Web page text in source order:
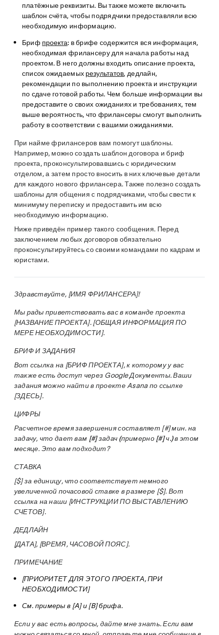
платёжные реквизиты. Вы также можете включить
шаблон счёта, чтобы подрядчики предоставляли всю
необходимую информацию.
Бриф проекта: в брифе содержится вся информация,
необходимая фрилансеру для начала работы над
проектом. В него должны входить описание проекта,
список ожидаемых результатов, дедлайн,
рекомендации по выполнению проекта и инструкции
по сдаче готовой работы. Чем больше информации вы
предоставите о своих ожиданиях и требованиях, тем
выше вероятность, что фрилансеры смогут выполнить
работу в соответствии с вашими ожиданиями.
При найме фрилансеров вам помогут шаблоны.
Например, можно создать шаблон договора и бриф
проекта, проконсультировавшись с юридическим
отделом, а затем просто вносить в них ключевые детали
для каждого нового фрилансера. Также полезно создать
шаблоны для общения с подрядчиками, чтобы свести к
минимуму переписку и предоставить им всю
необходимую информацию.
Ниже приведён пример такого сообщения. Перед
заключением любых договоров обязательно
проконсультируйтесь со своими командами по кадрам и
юристами.
Здравствуйте, [ИМЯ ФРИЛАНСЕРА]!
Мы рады приветствовать вас в команде проекта
[НАЗВАНИЕ ПРОЕКТА]. [ОБЩАЯ ИНФОРМАЦИЯ ПО
МЕРЕ НЕОБХОДИМОСТИ].
БРИФ И ЗАДАНИЯ
Вот ссылка на [БРИФ ПРОЕКТА], к которому у вас
также есть доступ через Google Документы. Ваши
задания можно найти в проекте Asana по ссылке
[ЗДЕСЬ].
ЦИФРЫ
Расчетное время завершения составляет [#] мин. на
задачу, что дает вам [#] задач (примерно [#] ч.)в этом
месяце. Это вам подходит?
СТАВКА
[$] за единицу, что соответствует немного
увеличенной почасовой ставке в размере [$]. Вот
ссылка на наши [ИНСТРУКЦИИ ПО ВЫСТАВЛЕНИЮ
СЧЕТОВ].
ДЕДЛАЙН
[ДАТА], [ВРЕМЯ, ЧАСОВОЙ ПОЯС].
ПРИМЕЧАНИЕ
[ПРИОРИТЕТ ДЛЯ ЭТОГО ПРОЕКТА, ПРИ
НЕОБХОДИМОСТИ]
См. примеры в [A] и [B] брифа.
Если у вас есть вопросы, дайте мне знать. Если вам